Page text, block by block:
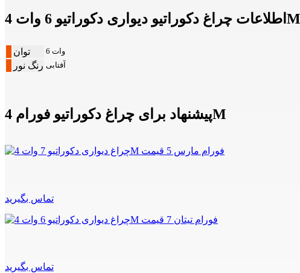
توان 6 وات
رنگ نور آفتابی
پیشنهاد برای چراغ دکوراتیو فورام 4M
تماس بگیرید
تماس بگیرید